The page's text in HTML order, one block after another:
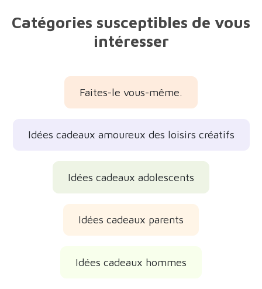
Catégories susceptibles de vous
intéresser
Faites-le vous-même.
Idées cadeaux amoureux des loisirs créatifs
Idées cadeaux adolescents
Idées cadeaux parents
Idées cadeaux hommes